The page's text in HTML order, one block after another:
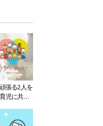
張る2人を
児に共感